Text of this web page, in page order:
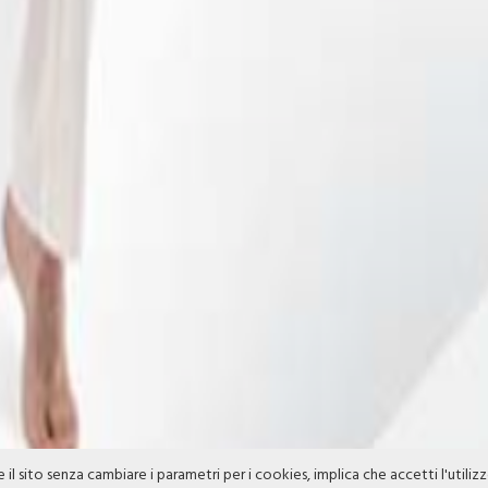
il sito senza cambiare i parametri per i cookies, implica che accetti